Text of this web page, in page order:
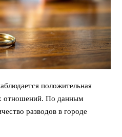
положительная
отношений. По данным
разводов в городе